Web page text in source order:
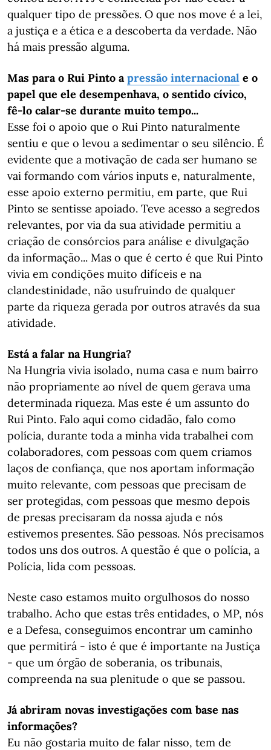
qualquer tipo de pressões. O que nos move é a lei,
a justiça e a ética e a descoberta da verdade. Não
há mais pressão alguma.
Mas para o Rui Pinto apressão internacional e o
papel que ele desempenhava, o sentido cívico,
fê-lo calar-se durante muito tempo...
Esse foi o apoio que o Rui Pinto naturalmente
sentiu e que o levou a sedimentar o seu silêncio. É
evidente que a motivação de cada ser humano se
vai formando com vários inputs e, naturalmente,
esse apoio externo permitiu, em parte, que Rui
Pinto se sentisse apoiado. Teve acesso a segredos
relevantes, por via da sua atividade permitiu a
criação de consórcios para análise e divulgação
da informação... Mas o que é certo é que Rui Pinto
vivia em condições muito difíceis e na
clandestinidade, não usufruindo de qualquer
parte da riqueza gerada por outros através da sua
atividade.
Está a falar na Hungria?
Na Hungria vivia isolado, numa casa e num bairro
não propriamente ao nível de quem gerava uma
determinada riqueza. Mas este é um assunto do
Rui Pinto. Falo aqui como cidadão, falo como
polícia, durante toda a minha vida trabalhei com
colaboradores, com pessoas com quem criamos
laços de confiança, que nos aportam informação
muito relevante, com pessoas que precisam de
ser protegidas, com pessoas que mesmo depois
de presas precisaram da nossa ajuda e nós
estivemos presentes. São pessoas. Nós precisamos
todos uns dos outros. A questão é que o polícia, a
Polícia, lida com pessoas.
Neste caso estamos muito orgulhosos do nosso
trabalho. Acho que estas três entidades, o MP, nós
e a Defesa, conseguimos encontrar um caminho
que permitirá - isto é que é importante na Justiça
- que um órgão de soberania, os tribunais,
compreenda na sua plenitude o que se passou.
Já abriram novas investigações com base nas
informações?
Eu não gostaria muito de falar nisso, tem de